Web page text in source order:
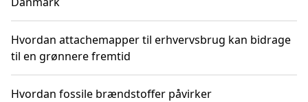
Hvordan attachemapper til erhvervsbrug kan bidrage
til en grønnere fremtid
Hvordan fossile brændstoffer påvirker